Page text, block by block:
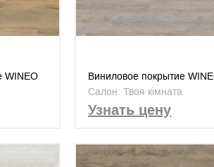
WINEO
Виниловое покрытие
Wineo 400 DB Wood Desire
Light, V0 (DB00108)
Салон: Твоя кімната
Узнать цену